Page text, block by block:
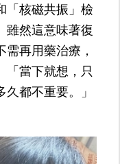
「核磁共振」檢
雖然這意味著復
需再用藥治療，
「當下就想，只
都不重要。」